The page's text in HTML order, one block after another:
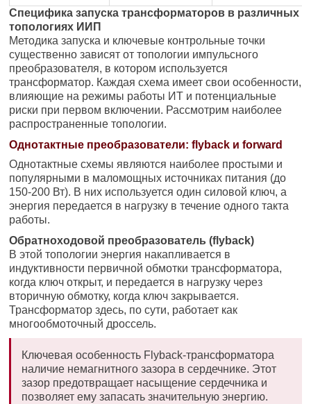
Специфика запуска трансформаторов в различных
топологиях ИИП
Методика запуска и ключевые контрольные точки
существенно зависят от топологии импульсного
преобразователя, в котором используется
трансформатор. Каждая схема имеет свои особенности,
влияющие на режимы работы ИТ и потенциальные
риски при первом включении. Рассмотрим наиболее
распространенные топологии.
Однотактные преобразователи: flyback и forward
Однотактные схемы являются наиболее простыми и
популярными в маломощных источниках питания (до
150-200 Вт). В них используется один силовой ключ, а
энергия передается в нагрузку в течение одного такта
работы.
Обратноходовой преобразователь (flyback)
В этой топологии энергия накапливается в
индуктивности первичной обмотки трансформатора,
когда ключ открыт, и передается в нагрузку через
вторичную обмотку, когда ключ закрывается.
Трансформатор здесь, по сути, работает как
многообмоточный дроссель.
Ключевая особенность Flyback-трансформатора
наличие немагнитного зазора в сердечнике. Этот
зазор предотвращает насыщение сердечника и
позволяет ему запасать значительную энергию.